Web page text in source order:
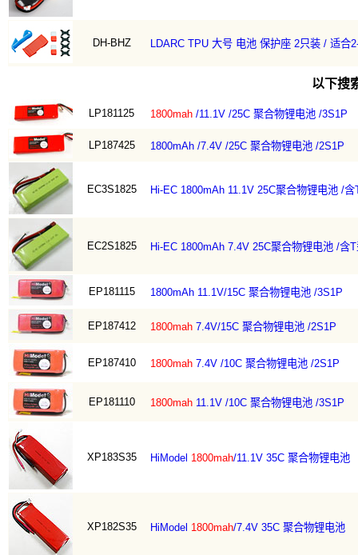
DH-BHZ LDARC TPU 大号 电池 保护座 2只装 / 适合
以下搜
LP181125 1800mah /11.1V /25C 聚合物锂电池 /3S1P
LP187425 1800mAh /7.4V /25C 聚合物锂电池 /2S1P
EC3S1825 Hi-EC 1800mAh 11.1V 25C聚合物锂电池 /含
EC2S1825 Hi-EC 1800mAh 7.4V 25C聚合物锂电池 /含
EP181115 1800mAh 11.1V/15C 聚合物锂电池 /3S1P
EP187412 1800mah 7.4V/15C 聚合物锂电池 /2S1P
EP187410 1800mah 7.4V /10C 聚合物锂电池 /2S1P
EP181110 1800mah 11.1V /10C 聚合物锂电池 /3S1P
XP183S35 HiModel 1800mah/11.1V 35C 聚合物锂电池
XP182S35 HiModel 1800mah/7.4V 35C 聚合物锂电池